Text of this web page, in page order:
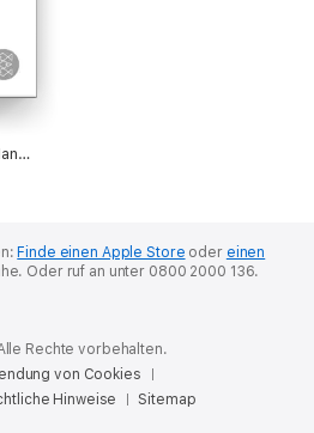
Finde einen Apple Store oder einen
Oder ruf an unter 0800 2000 136.
Rechte vorbehalten.
von Cookies
Hinweise Sitemap